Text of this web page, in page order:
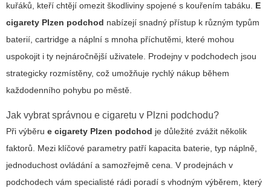
kuřáků, kteří chtějí omezit škodliviny spojené s kouřením tabáku. E
cigarety Plzen podchod nabízejí snadný přístup k různým typům
baterií, cartridge a náplní s mnoha příchutěmi, které mohou
uspokojit i ty nejnáročnější uživatele. Prodejny v podchodech jsou
strategicky rozmístěny, což umožňuje rychlý nákup během
každodenního pohybu po městě.
Jak vybrat správnou e cigaretu v Plzni podchodu?
Při výběru e cigarety Plzen podchod je důležité zvážit několik
faktorů. Mezi klíčové parametry patří kapacita baterie, typ náplně,
jednoduchost ovládání a samozřejmě cena. V prodejnách v
podchodech vám specialisté rádi poradí s vhodným výběrem, který